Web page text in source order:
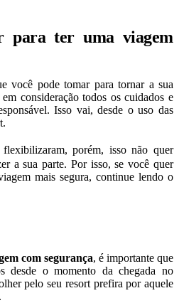
para ter uma viagem
você pode tomar para tornar a sua
consideração todos os cuidados e
Isso vai, desde o uso das
porém, isso não quer
a sua parte. Por isso, se você quer
mais segura, continue lendo o
com segurança, é importante que
desde o momento da chegada no
pelo seu resort prefira por aquele